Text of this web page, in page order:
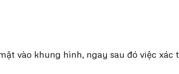
vào khung hình, ngay sau đó việc xác